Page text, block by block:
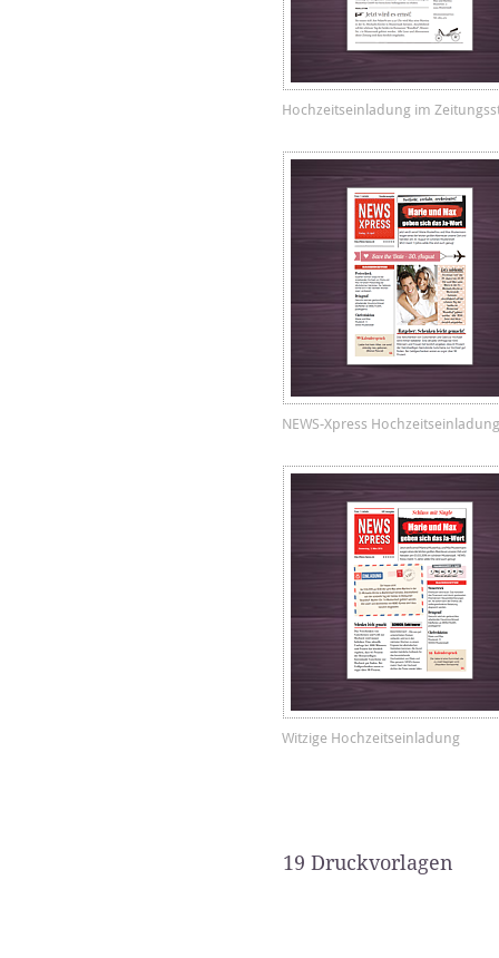
Hochzeitseinladung im
NEWS-Xpress Hochzeitseinladung
Witzige Hochzeitseinladung
19 Druckvorlagen